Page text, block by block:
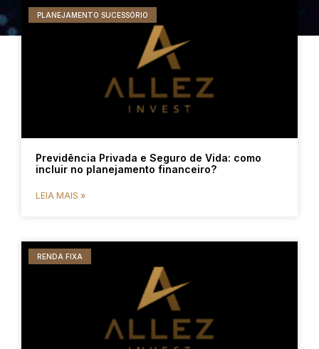
PLANEJAMENTO SUCESSÓRIO
Previdência Privada e Seguro de Vida: como
incluir no planejamento financeiro?
LEIA MAIS »
RENDA FIXA